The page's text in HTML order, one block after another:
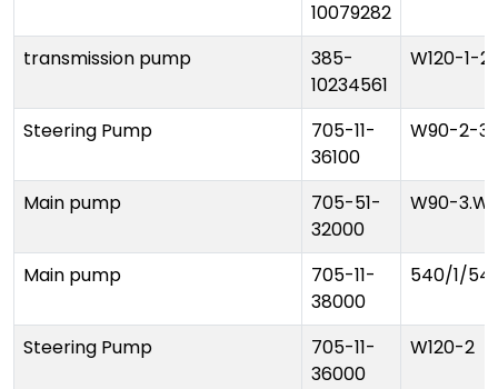
10079282
transmission pump
385-
10234561
W120-1-
Steering Pump
705-11-
36100
W90-2-
Main pump
705-51-
32000
W90-
Main pump
705-11-
38000
540/1/
Steering Pump
705-11-
36000
W120-2